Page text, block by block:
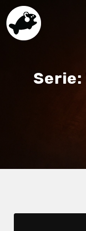
Serie: